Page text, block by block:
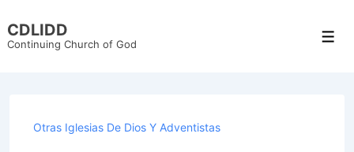
Skip
CDLIDD
Continuing Church of God
Otras Iglesias De Dios Y Adventistas